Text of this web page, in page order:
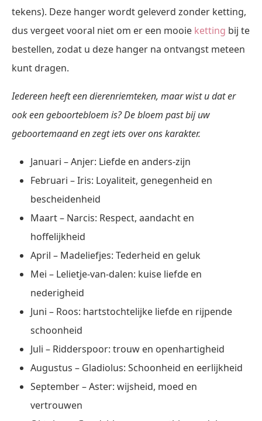
tekens). Deze hanger wordt geleverd zonder ketting,
dus vergeet vooral niet om er een mooie ketting bij te
bestellen, zodat u deze hanger na ontvangst meteen
kunt dragen.
Iedereen heeft een dierenriemteken, maar wist u dat er
ook een geboortebloem is? De bloem past bij uw
geboortemaand en zegt iets over ons karakter.
Januari – Anjer: Liefde en anders-zijn
Februari – Iris: Loyaliteit, genegenheid en
bescheidenheid
Maart – Narcis: Respect, aandacht en
hoffelijkheid
April – Madeliefjes: Tederheid en geluk
Mei – Lelietje-van-dalen: kuise liefde en
nederigheid
Juni – Roos: hartstochtelijke liefde en rijpende
schoonheid
Juli – Ridderspoor: trouw en openhartigheid
Augustus – Gladiolus: Schoonheid en eerlijkheid
September – Aster: wijsheid, moed en
vertrouwen